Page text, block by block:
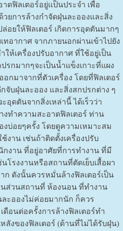
ฟิลเตอร์อยู่เเป็นประจำ เพื่อ
ยการล้างกำจัดฝุ่นละอองและสิ่ง
อยให้ฟิลเตอร์ เกิดการอุดตันมากๆ
ทอากาศ จากภายนอกผ่านเข้าไปยัง
ให้เครื่องปรับอากาศ ที่ใช้อยู่เป็น
รกมากๆจะเป็นน้ำแข็งเกาะที่แผง
กมาจากที่ตัวเครื่อง โดยที่ฟิลเตอร์
จับฝุ่นละออง และสิ่งสกปรกต่าง ๆ
อุดตันจากสิ่งเหล่านี้ ได้เร็วว่า
ทำความสะอาดฟิลเตอร์ ท่าน
งบ่อยๆครั้ง โดยดูความเหมาะสม
งาน เช่นถ้าติดตั้งเครื่องปรับ
กงาน ที่อยู่อาศัยที่การทำงาน ที่มี
รงงานหรือสถานที่ตัดเย็บเสื้อผา
ก ดังนั้นควรหมั่นล้างฟิลเตอร์เป็น
ส่วนสถานที่ ห้องนอน ที่ทำงาน
ะอองไม่ค่อยมากนัก ก็ควร
ดือนต่อครั้งการล้างฟิลเตอร์ทำ
ลังของฟิลเตอร์ (ด้านที่ไม่ได้รับฝุ่น)